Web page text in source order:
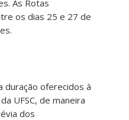
As Rotas
os dias 25 e 27 de
duração oferecidos à
UFSC, de maneira
dos